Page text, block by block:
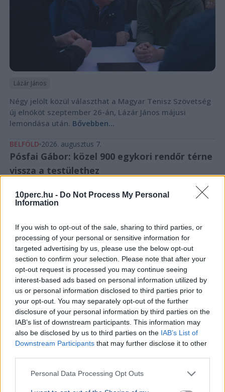
10perc.hu - Do Not Process My Personal
Information
If you wish to opt-out of the sale, sharing to third parties, or
processing of your personal or sensitive information for
targeted advertising by us, please use the below opt-out
section to confirm your selection. Please note that after your
opt-out request is processed you may continue seeing
interest-based ads based on personal information utilized by
us or personal information disclosed to third parties prior to
your opt-out. You may separately opt-out of the further
disclosure of your personal information by third parties on the
IAB’s list of downstream participants. This information may
also be disclosed by us to third parties on the IAB’s List of
Downstream Participants that may further disclose it to other
Personal Data Processing Opt Outs
Lázár János
Négy jelölt közül választhat a Magyar Tenisz Szövetség
új elnököt szeptember 26-án, Lázár János májusi
lemondása után. Bővebben...
BELFÖLD 2026. augusztus 7.
Pósfai Gábor: közel 900 egykori rendőr térne
vissza a testülethez
Rendőrség Pósfai Gábor
Pósfai Gábor belügyminiszter szerint közel 900 egykori
rendőr jelezte, hogy visszatérne, a teljes bértáblát pedig
átalakítják.Bővebben...